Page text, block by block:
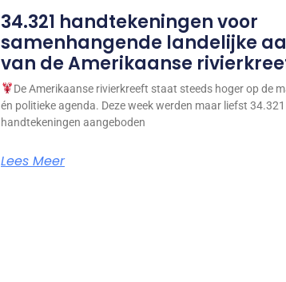
34.321 handtekeningen voor
samenhangende landelijke
van de Amerikaanse
De Amerikaanse rivierkreeft staat steeds hoger op de
én politieke agenda. Deze week werden maar liefst 34.321
handtekeningen aangeboden
Lees Meer